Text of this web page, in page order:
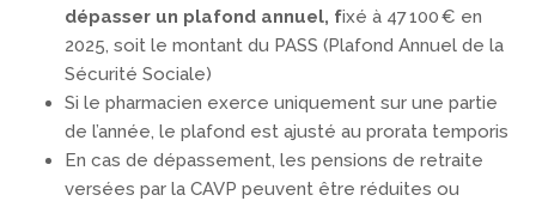
dépasser un plafond annuel, fixé à 47 100 € en
2025, soit le montant du PASS (Plafond Annuel de la
Sécurité Sociale)
Si le pharmacien exerce uniquement sur une partie
de l’année, le plafond est ajusté au prorata temporis
En cas de dépassement, les pensions de retraite
versées par la CAVP peuvent être réduites ou